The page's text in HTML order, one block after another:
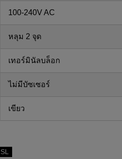
100-240V AC
หลุม 2 จุด
เทอร์มินัลบล็อก
ไม่มีบัซเซอร์
เขียว